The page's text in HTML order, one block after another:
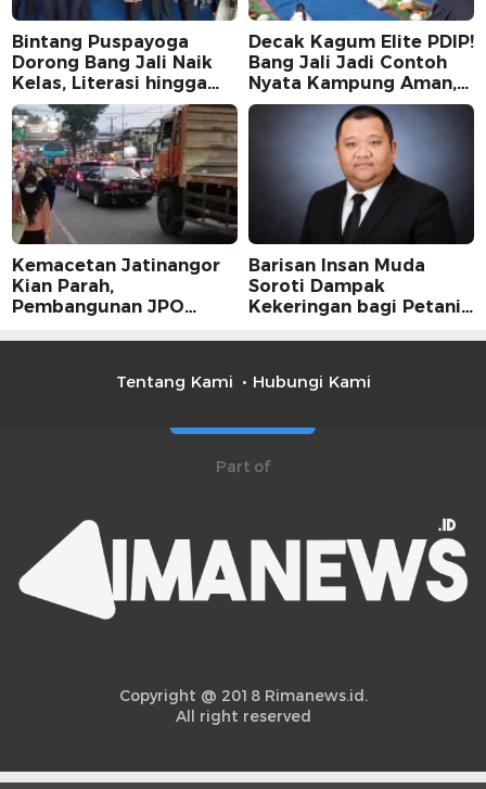
Bintang Puspayoga
Dorong Bang Jali Naik
Kelas, Literasi hingga
UMKM Digital Jadi
Fokus
Decak Kagum Elite PDIP!
Bang Jali Jadi Contoh
Nyata Kampung Aman,
Bersih, dan Mandiri
Kemacetan Jatinangor
Kian Parah,
Pembangunan JPO
Barisan Insan Muda
Soroti Dampak
Kekeringan bagi Petani,
Tentang Kami
Hubungi Kami
Part of
Copyright @ 2018 Rimanews.id.
All right reserved